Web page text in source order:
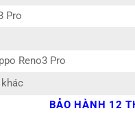
Pro
Reno3 Pro
BẢO HÀNH 12